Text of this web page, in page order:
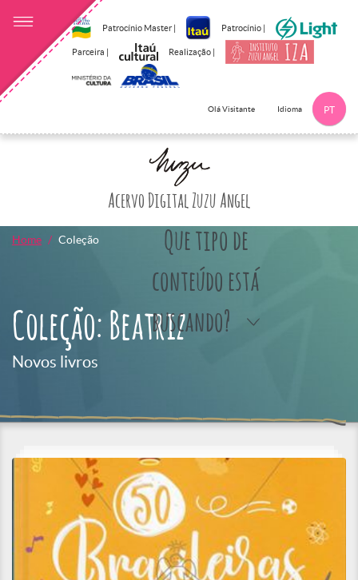
Patrocínio Master | Patrocínio |
Parceira | Realização |
Olá Visitante Idioma PT
Acervo Digital Zuzu Angel
Que tipo de
conteúdo está
buscando?
Home Coleção
Coleção: Beatriz
Novos livros